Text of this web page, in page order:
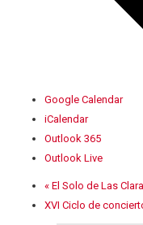
Google Calendar
iCalendar
Outlook 365
Outlook Live
« El Solo de Las
XVI Ciclo de